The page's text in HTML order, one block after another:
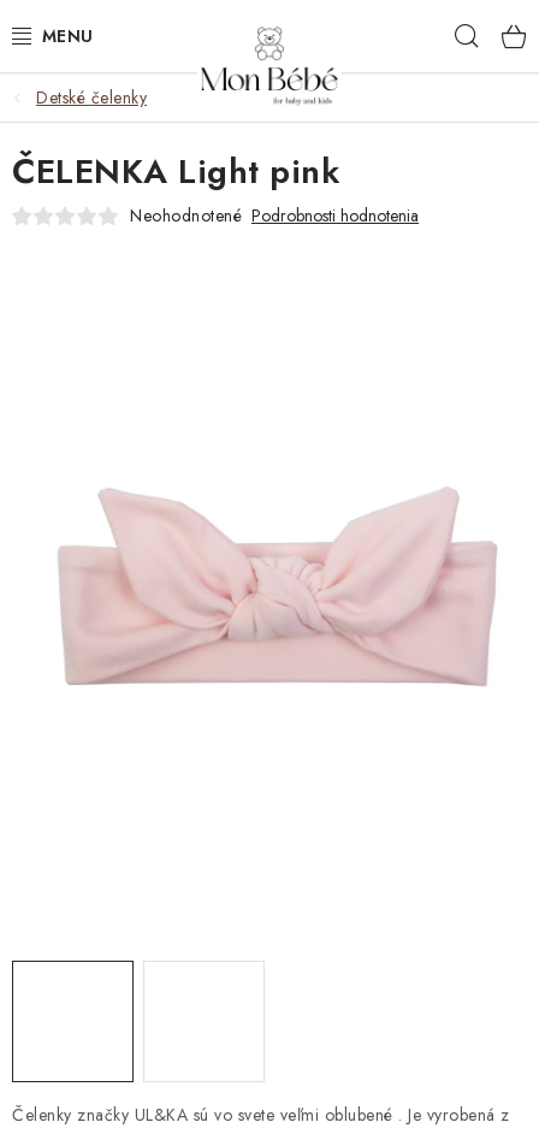
na
ZĽAVY
OBLEČENIE
VÝBAVA
DARČEKOVÉ BOXY
O nás
Všeobecné obchodné podmienky
Podmienky ochrany osobných údajov a poučenie o cookies
Reklamačný poriadok
Reklamačný formulár
Detské čelenky
Čelenky značky UL&KA sú vo svete veľmi oblubené . Je vyrobená z
ČELENKA Light pink
Neohodnotené Podrobnosti hodnotenia